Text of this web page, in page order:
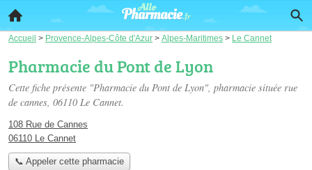
Accueil > Provence-Alpes-Côte d'Azur > Alpes-Maritimes > Le Cannet
Pharmacie du Pont de Lyon
Cette fiche présente "Pharmacie du Pont de Lyon", pharmacie située rue
de cannes, 06110 Le Cannet.
108 Rue de Cannes
06110 Le Cannet
📞 Appeler cette pharmacie